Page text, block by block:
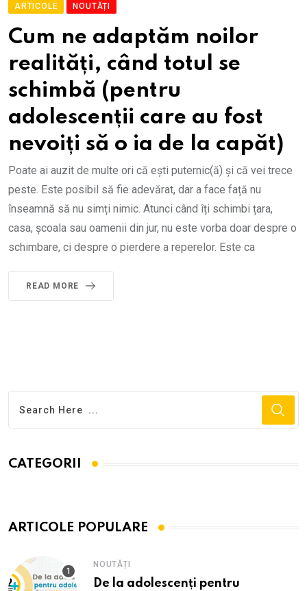
ARTICOLE NOUTĂȚI
Cum ne adaptăm noilor
realități, când totul se
schimbă (pentru
adolescenții care au fost
nevoiți să o ia de la capăt)
Poate ai auzit de multe ori că ești puternic(ă) și că vei trece
peste. Este posibil să fie adevărat, dar a face față nu
înseamnă să nu simți nimic. Atunci când îți schimbi țara,
casa, școala sau oamenii din jur, nu este vorba doar despre o
schimbare, ci despre o pierdere a reperelor. Este ca
READ MORE
CATEGORII
ARTICOLE POPULARE
NOUTĂȚI
De la adolescenți pentru